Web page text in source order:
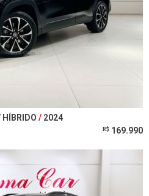
HÍBRIDO 2024
R$ 169.990